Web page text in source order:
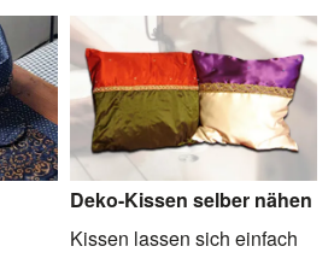
Deko-Kissen selber nähen
Kissen lassen sich einfach